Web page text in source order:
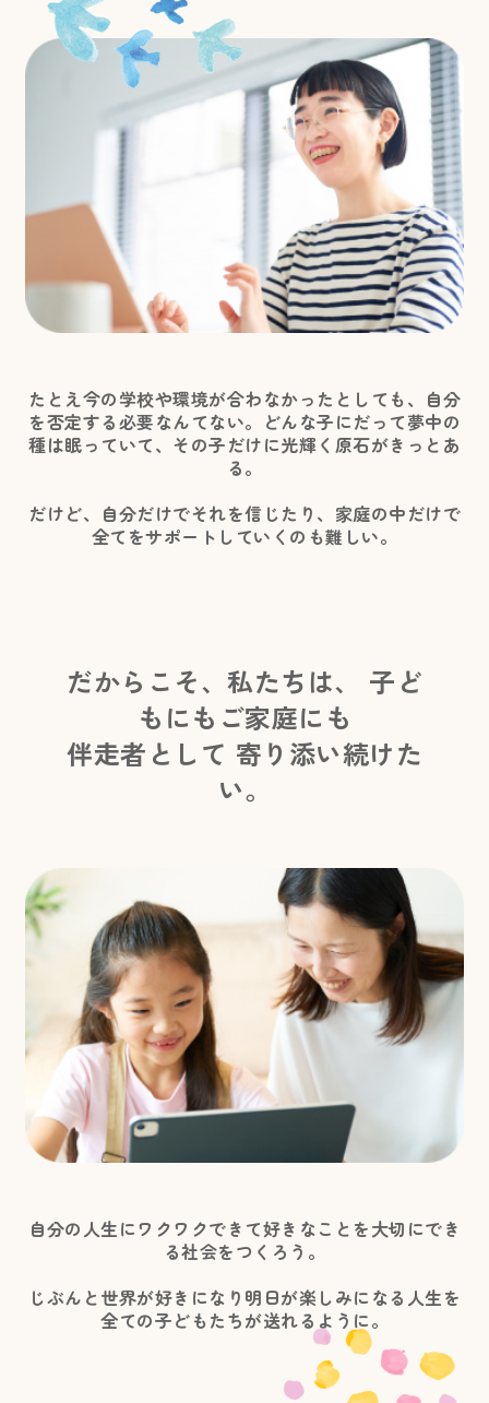
たとえ今の学校や環境が合わなかったとしても、自分
を否定する必要なんてない。どんな子にだって夢中の
種は眠っていて、その子だけに光輝く原石がきっとあ
る。
だけど、自分だけでそれを信じたり、家庭の中だけで
全てをサポートしていくのも難しい。
だからこそ、私たちは、 子ど
もにもご家庭にも
伴走者として 寄り添い続けた
い。
自分の人生にワクワクできて好きなことを大切にでき
る社会をつくろう。
じぶんと世界が好きになり明日が楽しみになる人生を
全ての子どもたちが送れるように。